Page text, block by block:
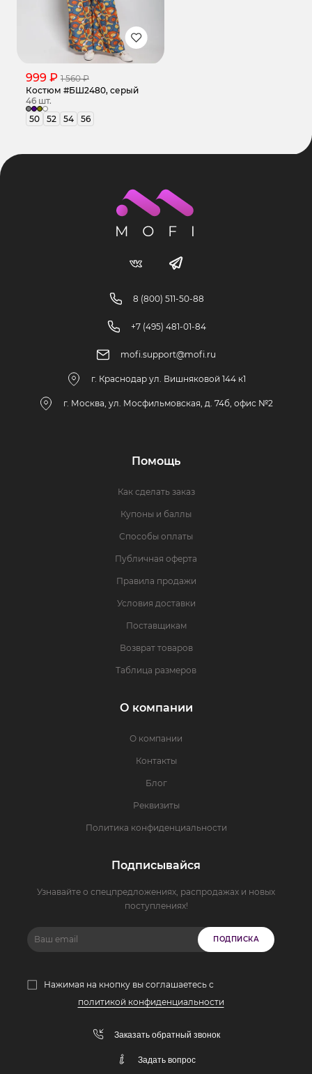
999 ₽ 1 560 ₽
Костюм #БШ2480, серый
46 шт.
50
52 54 56
8 (800) 511-50-88
+7 (495) 481-01-84
mofi.support@mofi.ru
г. Краснодар ул. Вишняковой 144 к1
г. Москва, ул. Мосфильмовская, д. 74б, офис №2
Помощь
Как сделать заказ
Купоны и баллы
Способы оплаты
Публичная оферта
Правила продажи
Условия доставки
Поставщикам
Возврат товаров
Таблица размеров
О компании
О компании
Контакты
Блог
Реквизиты
Политика конфиденциальности
Подписывайся
Узнавайте о спецпредложениях, распродажах и новых
поступлениях!
ПОДПИСКА
Нажимая на кнопку вы соглашаетесь с
политикой конфиденциальности
Заказать обратный звонок
Задать вопрос